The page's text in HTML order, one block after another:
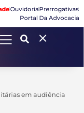
OuvidoriaPrerrogativas
Portal Da Advocacia
em audiência